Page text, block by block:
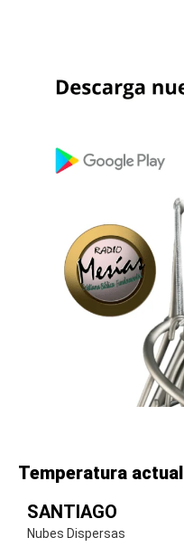
Temperatura actual
SANTIAGO
Nubes Dispersas